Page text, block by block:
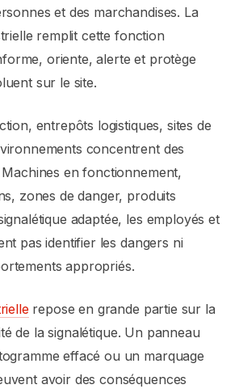
et des marchandises. La
remplit cette fonction
oriente, alerte et protège
sur le site.
entrepôts logistiques, sites de
concentrent des
en fonctionnement,
zones de danger, produits
adaptée, les employés et
pas identifier les dangers ni
appropriés.
repose en grande partie sur la
de la signalétique. Un panneau
effacé ou un marquage
avoir des conséquences